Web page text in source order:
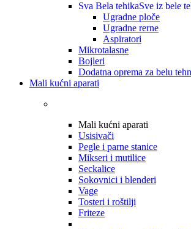
Sva Bela tehikaSve iz bele
Ugradne ploče
Ugradne rerne
Aspiratori
Mikrotalasne
Bojleri
Dodatna oprema za belu
Mali kućni aparati
Mali kućni aparati
Usisivači
Pegle i parne stanice
Mikseri i mutilice
Seckalice
Sokovnici i blenderi
Vage
Tosteri i roštilji
Friteze